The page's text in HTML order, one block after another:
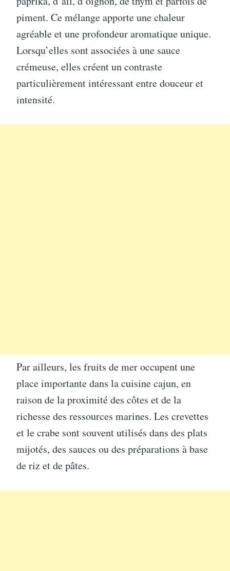
piment. Ce mélange apporte une chaleur
agréable et une profondeur aromatique unique.
Lorsqu’elles sont associées à une sauce
crémeuse, elles créent un contraste
particulièrement intéressant entre douceur et
intensité.
Par ailleurs, les fruits de mer occupent une
place importante dans la cuisine cajun, en
raison de la proximité des côtes et de la
richesse des ressources marines. Les crevettes
et le crabe sont souvent utilisés dans des plats
mijotés, des sauces ou des préparations à base
de riz et de pâtes.